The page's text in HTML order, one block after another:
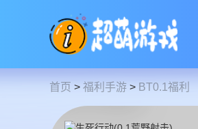
首页 > 福利手游 > BT0.1福利